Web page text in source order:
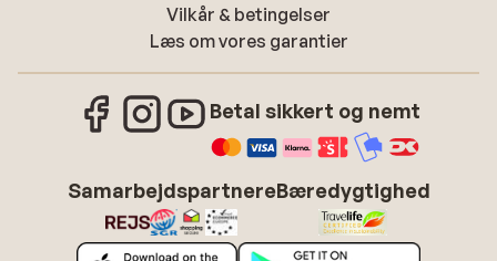
Vilkår & betingelser
Læs om vores garantier
Betal sikkert og nemt
SamarbejdspartnereBæredygtighed